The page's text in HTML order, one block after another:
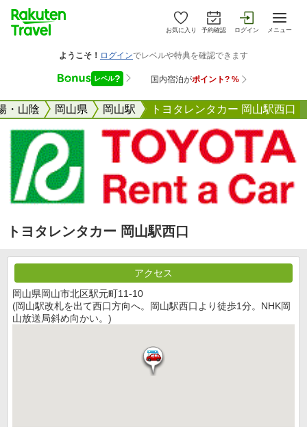
お気に入り 予約確認 ログイン メニュー
・山陰 岡山県 岡山駅 トヨタレンタカー 岡山駅西口
トヨタレンタカー 岡山駅西口
アクセス
岡山県岡山市北区駅元町11-10
(岡山駅改札を出て西口方向へ。岡山駅西口より徒歩1分。NHK岡
山放送局斜め向かい。)